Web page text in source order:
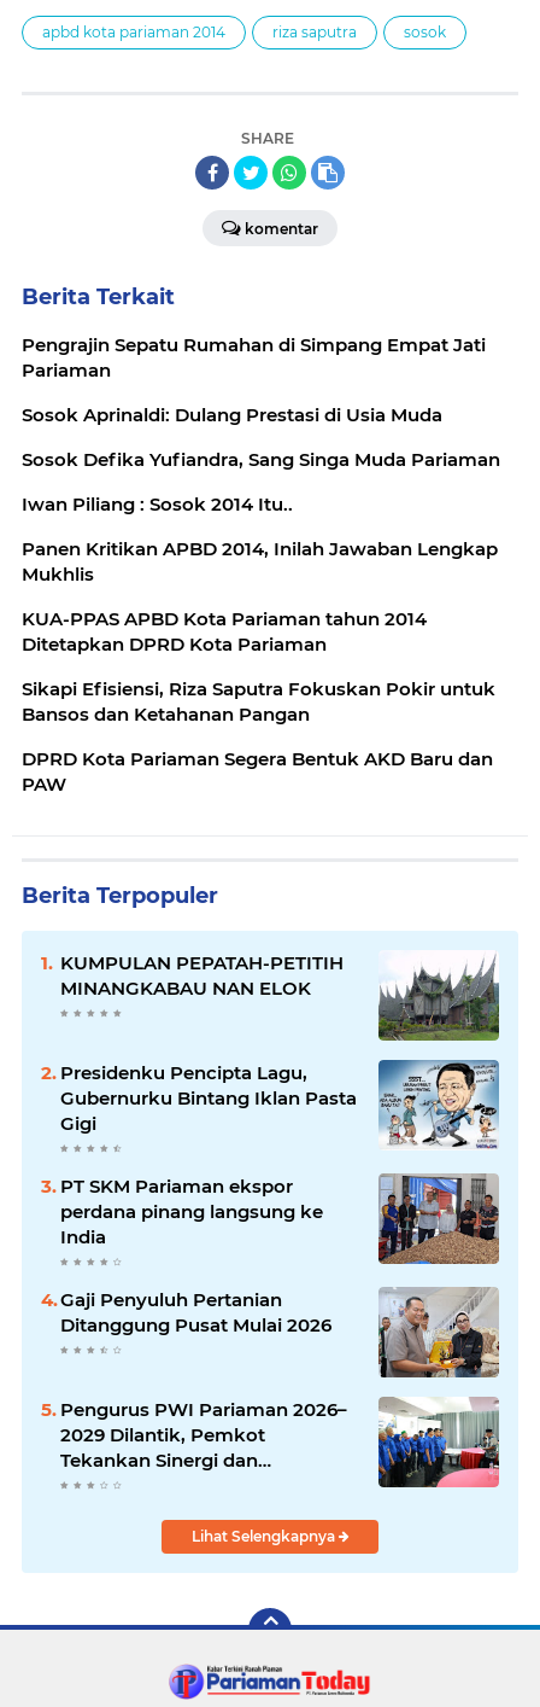
apbd kota pariaman 2014 riza saputra sosok
SHARE
komentar
Berita Terkait
Pengrajin Sepatu Rumahan di Simpang Empat Jati
Pariaman
Sosok Aprinaldi: Dulang Prestasi di Usia Muda
Sosok Defika Yufiandra, Sang Singa Muda Pariaman
Iwan Piliang : Sosok 2014 Itu..
Panen Kritikan APBD 2014, Inilah Jawaban Lengkap
Mukhlis
KUA-PPAS APBD Kota Pariaman tahun 2014
Ditetapkan DPRD Kota Pariaman
Sikapi Efisiensi, Riza Saputra Fokuskan Pokir untuk
Bansos dan Ketahanan Pangan
DPRD Kota Pariaman Segera Bentuk AKD Baru dan
PAW
Berita Terpopuler
KUMPULAN PEPATAH-PETITIH
MINANGKABAU NAN ELOK
Presidenku Pencipta Lagu,
Gubernurku Bintang Iklan Pasta
Gigi
PT SKM Pariaman ekspor
perdana pinang langsung ke
India
Gaji Penyuluh Pertanian
Ditanggung Pusat Mulai 2026
Pengurus PWI Pariaman 2026–
2029 Dilantik, Pemkot
Tekankan Sinergi dan
Profesionalisme Pers
Lihat Selengkapnya